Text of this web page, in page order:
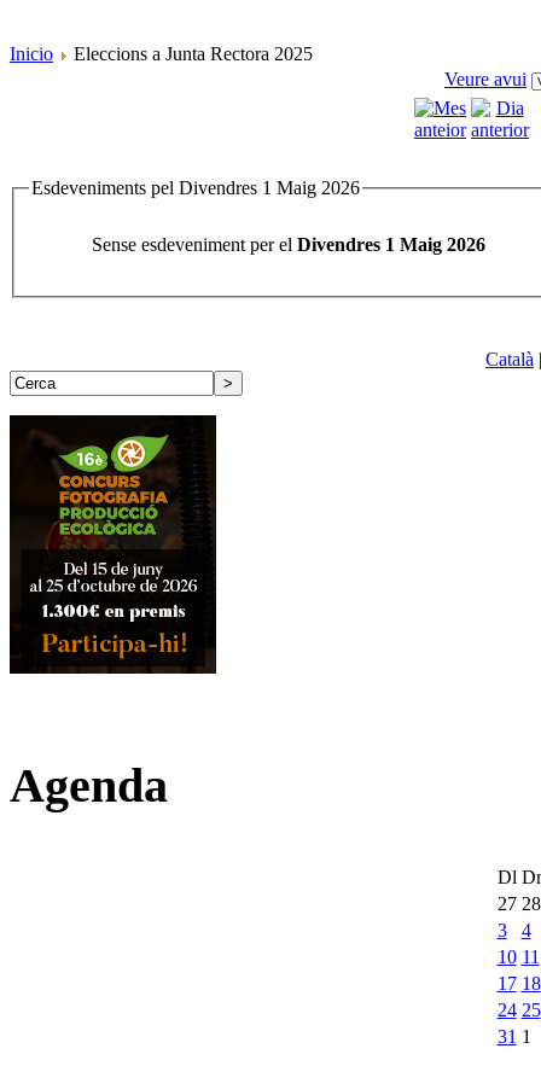
Inicio
Eleccions a Junta Rectora 2025
Veure avui
Esdeveniments pel Divendres 1 Maig 2026
Sense esdeveniment per el Divendres 1 Maig 2026
Català
Agenda
Dl
27 28
3
4
10 11
17 18
24 25
31 1